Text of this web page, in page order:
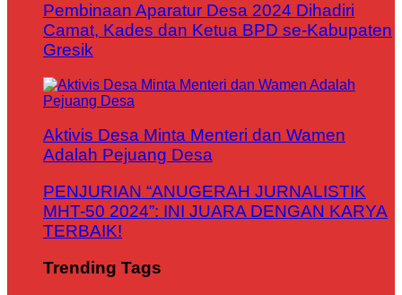
Pembinaan Aparatur Desa 2024 Dihadiri
Camat, Kades dan Ketua BPD se-Kabupaten
Gresik
Aktivis Desa Minta Menteri dan Wamen
Adalah Pejuang Desa
PENJURIAN “ANUGERAH JURNALISTIK
MHT-50 2024”: INI JUARA DENGAN KARYA
TERBAIK!
Trending Tags